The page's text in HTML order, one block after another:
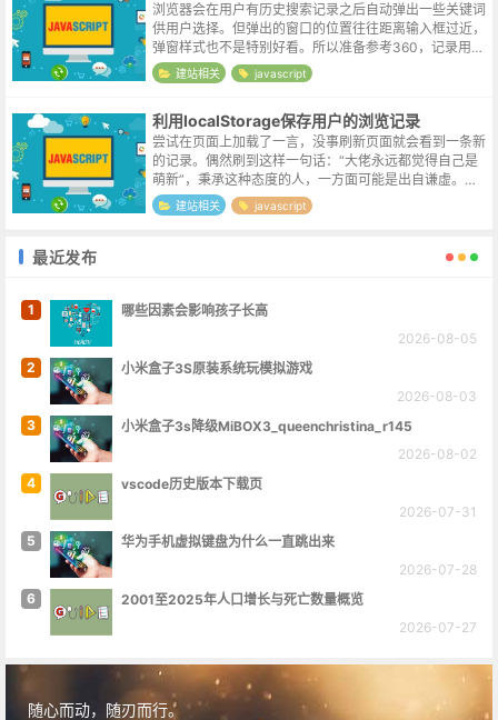
浏览器会在用户有历史搜索记录之后自动弹出一些关键词
供用户选择。但弹出的窗口的位置往往距离输入框过近，
弹窗样式也不是特别好看。所以准备参考360，记录用户
的搜索关键词，以标签的形式放在弹出窗口中，当输入框
获取到焦点时，弹出自定义的窗口，...
建站相关 javascript
利用localStorage保存用户的浏览记录
尝试在页面上加载了一言，没事刷新页面就会看到一条新
的记录。偶然刷到这样一句话：“大佬永远都觉得自己是
萌新”，秉承这种态度的人，一方面可能是出自谦虚。另
一方面，技术迭代日新月异，知识浩如烟海，能在某一方
面保持拔尖的人，确实为数不多。说回...
建站相关 javascript
最近发布
1
哪些因素会影响孩子长高
2026-08-05
2
小米盒子3S原装系统玩模拟游戏
2026-08-03
3
小米盒子3s降级MiBOX3_queenchristina_r145
2026-08-02
4
vscode历史版本下载页
2026-07-31
5
华为手机虚拟键盘为什么一直跳出来
2026-07-28
6
2001至2025年人口增长与死亡数量概览
2026-07-27
随心而动，随刃而行。